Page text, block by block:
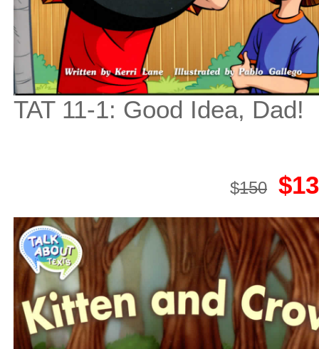
TAT 11-1: Good Idea, Dad!
$150